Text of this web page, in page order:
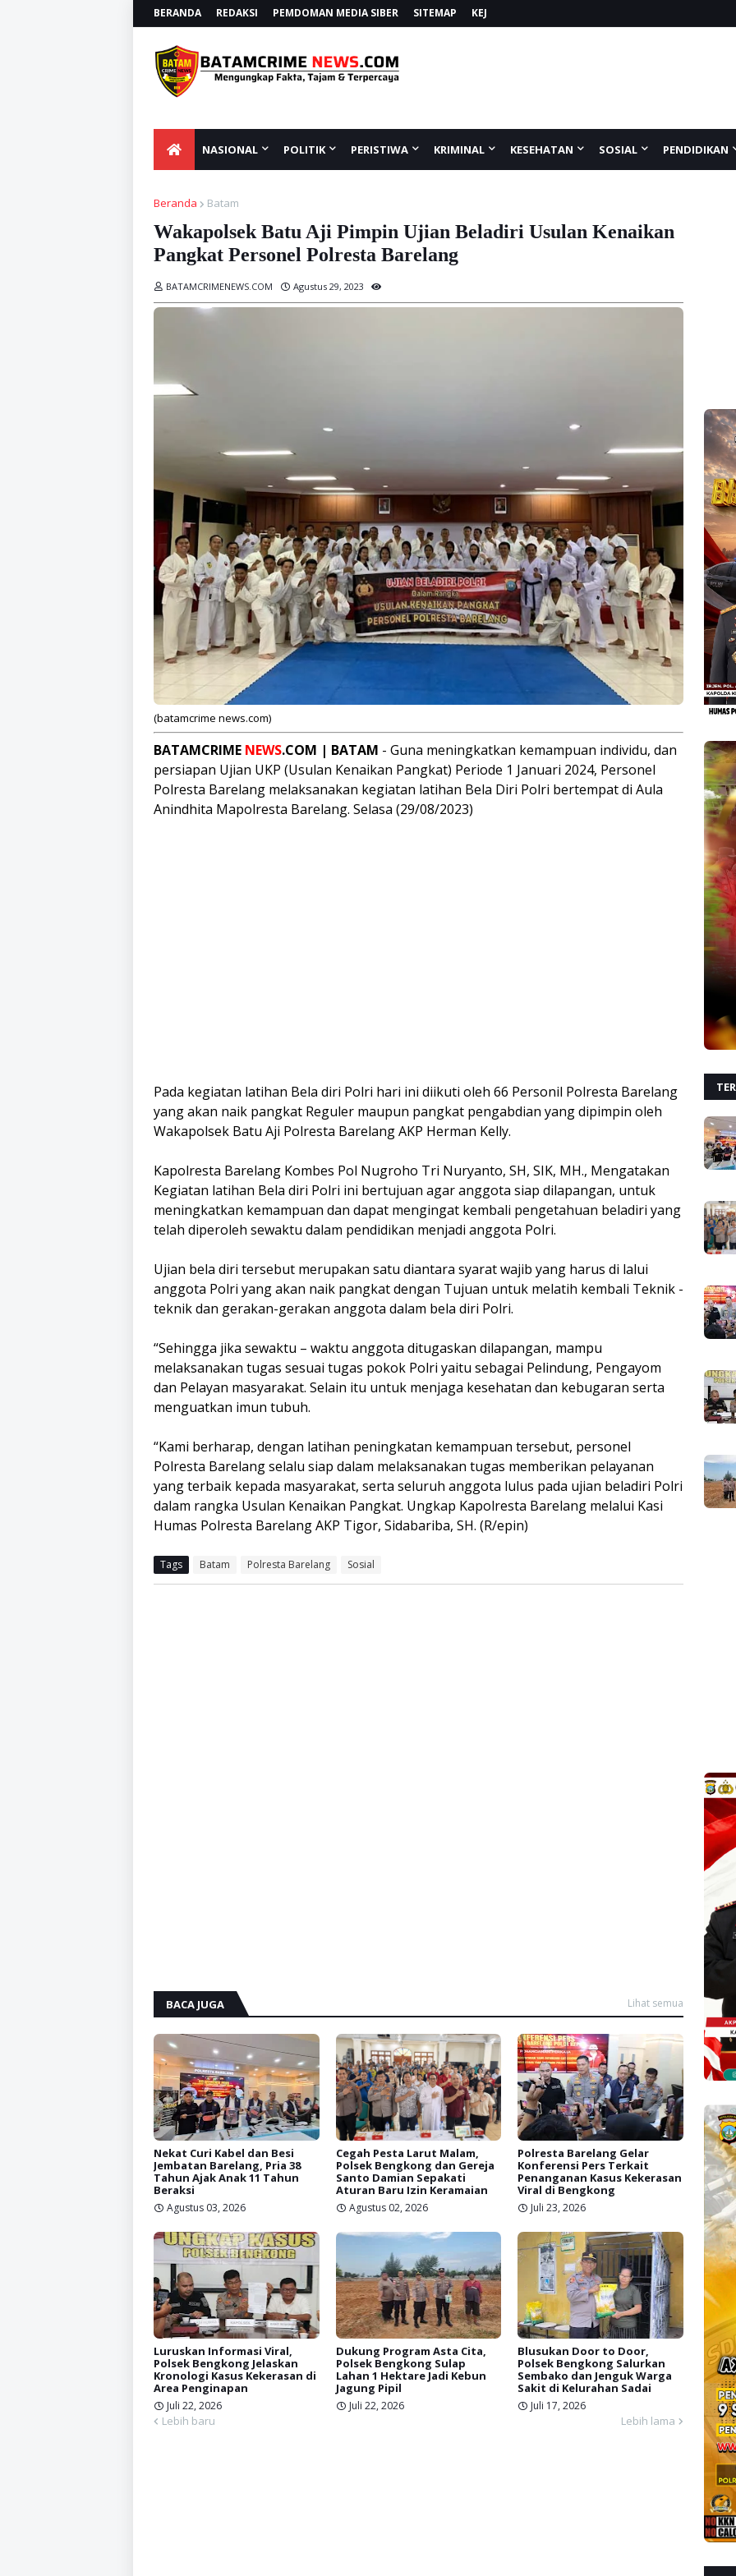
BERANDA REDAKSI PEMDOMAN MEDIA SIBER SITEMAP KEJ
NASIONAL POLITIK PERISTIWA KRIMINAL KESEHATAN SOSIAL PENDIDIKAN
Beranda Batam
Wakapolsek Batu Aji Pimpin Ujian Beladiri Usulan Kenaikan
Pangkat Personel Polresta Barelang
BATAMCRIMENEWS.COM Agustus 29, 2023
(batamcrime news.com)
BATAMCRIME NEWS.COM | BATAM - Guna meningkatkan kemampuan individu, dan
persiapan Ujian UKP (Usulan Kenaikan Pangkat) Periode 1 Januari 2024, Personel
Polresta Barelang melaksanakan kegiatan latihan Bela Diri Polri bertempat di Aula
Anindhita Mapolresta Barelang. Selasa (29/08/2023)
Pada kegiatan latihan Bela diri Polri hari ini diikuti oleh 66 Personil Polresta Barelang
yang akan naik pangkat Reguler maupun pangkat pengabdian yang dipimpin oleh
Wakapolsek Batu Aji Polresta Barelang AKP Herman Kelly.
Kapolresta Barelang Kombes Pol Nugroho Tri Nuryanto, SH, SIK, MH., Mengatakan
Kegiatan latihan Bela diri Polri ini bertujuan agar anggota siap dilapangan, untuk
meningkatkan kemampuan dan dapat mengingat kembali pengetahuan beladiri yang
telah diperoleh sewaktu dalam pendidikan menjadi anggota Polri.
Ujian bela diri tersebut merupakan satu diantara syarat wajib yang harus di lalui
anggota Polri yang akan naik pangkat dengan Tujuan untuk melatih kembali Teknik -
teknik dan gerakan-gerakan anggota dalam bela diri Polri.
“Sehingga jika sewaktu – waktu anggota ditugaskan dilapangan, mampu
melaksanakan tugas sesuai tugas pokok Polri yaitu sebagai Pelindung, Pengayom
dan Pelayan masyarakat. Selain itu untuk menjaga kesehatan dan kebugaran serta
menguatkan imun tubuh.
“Kami berharap, dengan latihan peningkatan kemampuan tersebut, personel
Polresta Barelang selalu siap dalam melaksanakan tugas memberikan pelayanan
yang terbaik kepada masyarakat, serta seluruh anggota lulus pada ujian beladiri Polri
dalam rangka Usulan Kenaikan Pangkat. Ungkap Kapolresta Barelang melalui Kasi
Humas Polresta Barelang AKP Tigor, Sidabariba, SH. (R/epin)
Tags Batam Polresta Barelang Sosial
BACA JUGA Lihat semua
Nekat Curi Kabel dan Besi
Jembatan Barelang, Pria 38
Tahun Ajak Anak 11 Tahun
Beraksi
Agustus 03, 2026
Cegah Pesta Larut Malam,
Polsek Bengkong dan Gereja
Santo Damian Sepakati
Aturan Baru Izin Keramaian
Agustus 02, 2026
Polresta Barelang Gelar
Konferensi Pers Terkait
Penanganan Kasus Kekerasan
Viral di Bengkong
Juli 23, 2026
Luruskan Informasi Viral,
Polsek Bengkong Jelaskan
Kronologi Kasus Kekerasan di
Area Penginapan
Juli 22, 2026
Dukung Program Asta Cita,
Polsek Bengkong Sulap
Lahan 1 Hektare Jadi Kebun
Jagung Pipil
Juli 22, 2026
Blusukan Door to Door,
Polsek Bengkong Salurkan
Sembako dan Jenguk Warga
Sakit di Kelurahan Sadai
Juli 17, 2026
Lebih baru Lebih lama